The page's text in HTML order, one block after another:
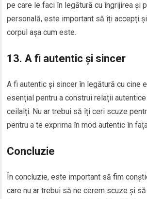
pe care le faci în legătură cu îngrijirea și
personală, este important să îți accepți
corpul așa cum este.
13. A fi autentic și sincer
A fi autentic și sincer în legătură cu cine
esențial pentru a construi relații
ceilalți. Nu ar trebui să îți ceri scuze
pentru a te exprima în mod autentic în
Concluzie
În concluzie, este important să fim
care nu ar trebui să ne cerem scuze și